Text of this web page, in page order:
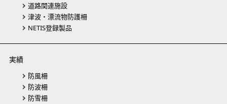
道路関連施設
津波・漂流物防護柵
NETIS登録製品
実績
防風柵
防波柵
防雪柵